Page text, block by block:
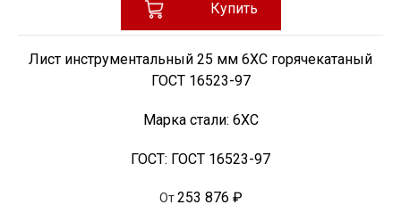
Купить
Лист инструментальный 25 мм 6ХС горячекатаный
ГОСТ 16523-97
Марка стали: 6ХС
ГОСТ: ГОСТ 16523-97
От 253 876 ₽